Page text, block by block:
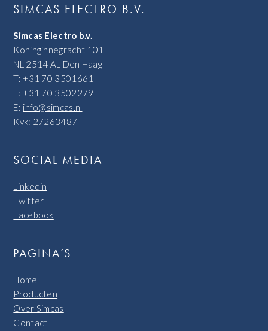
SIMCAS ELECTRO B.V.
Simcas Electro b.v.
Koninginnegracht 101
NL-2514 AL Den Haag
T: +31 70 3501661
F: +31 70 3502279
E: info@simcas.nl
Kvk: 27263487
SOCIAL MEDIA
Linkedin
Twitter
Facebook
PAGINA’S
Home
Producten
Over Simcas
Contact